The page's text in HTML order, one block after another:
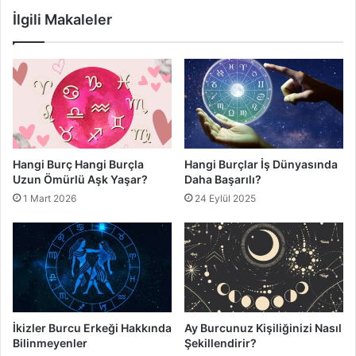
İlgili Makaleler
Hangi Burç Hangi Burçla
Uzun Ömürlü Aşk Yaşar?
1 Mart 2026
Hangi Burçlar İş Dünyasında
Daha Başarılı?
24 Eylül 2025
İkizler Burcu Erkeği Hakkında
Bilinmeyenler
Ay Burcunuz Kişiliğinizi Nasıl
Şekillendirir?